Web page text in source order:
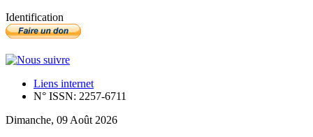
Identification
Liens internet
N° ISSN: 2257-6711
Dimanche, 09 Août 2026